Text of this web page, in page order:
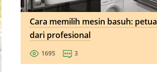
Cara memilih mesin basuh: petua
dari profesional
1695 3